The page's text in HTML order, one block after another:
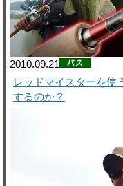
2010.09.21
レッドマイスターを使
するのか？